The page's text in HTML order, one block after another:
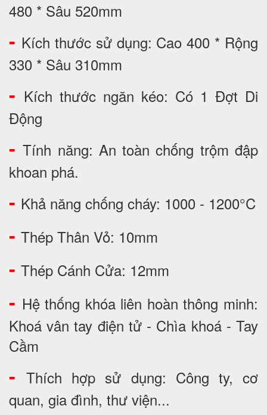
480 * Sâu 520mm
- Kích thước sử dụng: Cao 400 * Rộng
330 * Sâu 310mm
- Kích thước ngăn kéo: Có 1 Đợt Di
Động
-Tính năng: An toàn chống trộm đập
khoan phá.
- Khả năng chống cháy: 1000 - 1200°C
- Thép Thân Vỏ: 10mm
- Thép Cánh Cửa: 12mm
- Hệ thống khóa liên hoàn thông minh:
Khoá vân tay điện tử - Chìa khoá - Tay
Cầm
-Thích hợp sử dụng: Công ty, cơ
quan, gia đình, thư viện...